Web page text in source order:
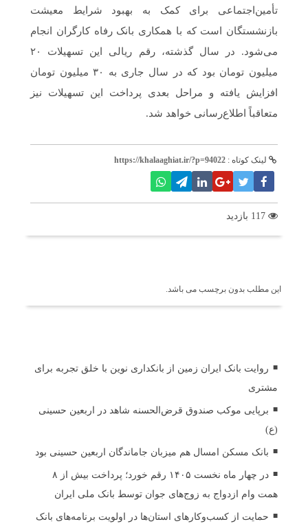
تأمین‌اجتماعی برای کمک به بهبود شرایط معیشت
بازنشستگان است که با همکاری بانک رفاه کارگران انجام
می‌شود. در سال گذشته، رقم ریالی این تسهیلات ۲۰
میلیون تومان بود که در سال جاری به ۳۰ میلیون تومان
افزایش یافته و مراحل بعدی پرداخت این تسهیلات نیز
متعاقباً اطلاع‌رسانی خواهد شد.
لینک کوتاه : https://khalaaghiat.ir/?p=94022
این مطلب بدون برچسب می باشد.
روایت بانک ایران زمین از بانکداری نوین با خلق تجربه برای
مشتری
برپایی موکب صندوق قرض‌الحسنه شاهد در اربعین حسینی
(ع)
بانک مسکن امسال هم میزبان جاماندگان اربعین حسینی بود
در چهار ماه نخست ۱۴۰۵ رقم خورد؛ پرداخت بیش از ۸
همت وام ازدواج به زوج‌های جوان توسط بانک ملی ایران
حمایت از کسب‌وکارهای استان‌ها در اولویت برنامه‌های بانک